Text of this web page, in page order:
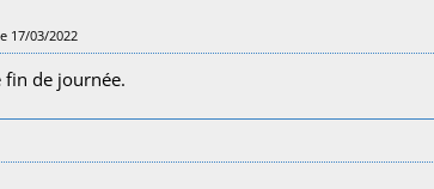
17/03/2022
de journée.